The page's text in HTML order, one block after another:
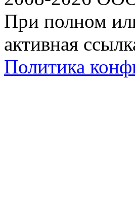
При полном
активная
Политика